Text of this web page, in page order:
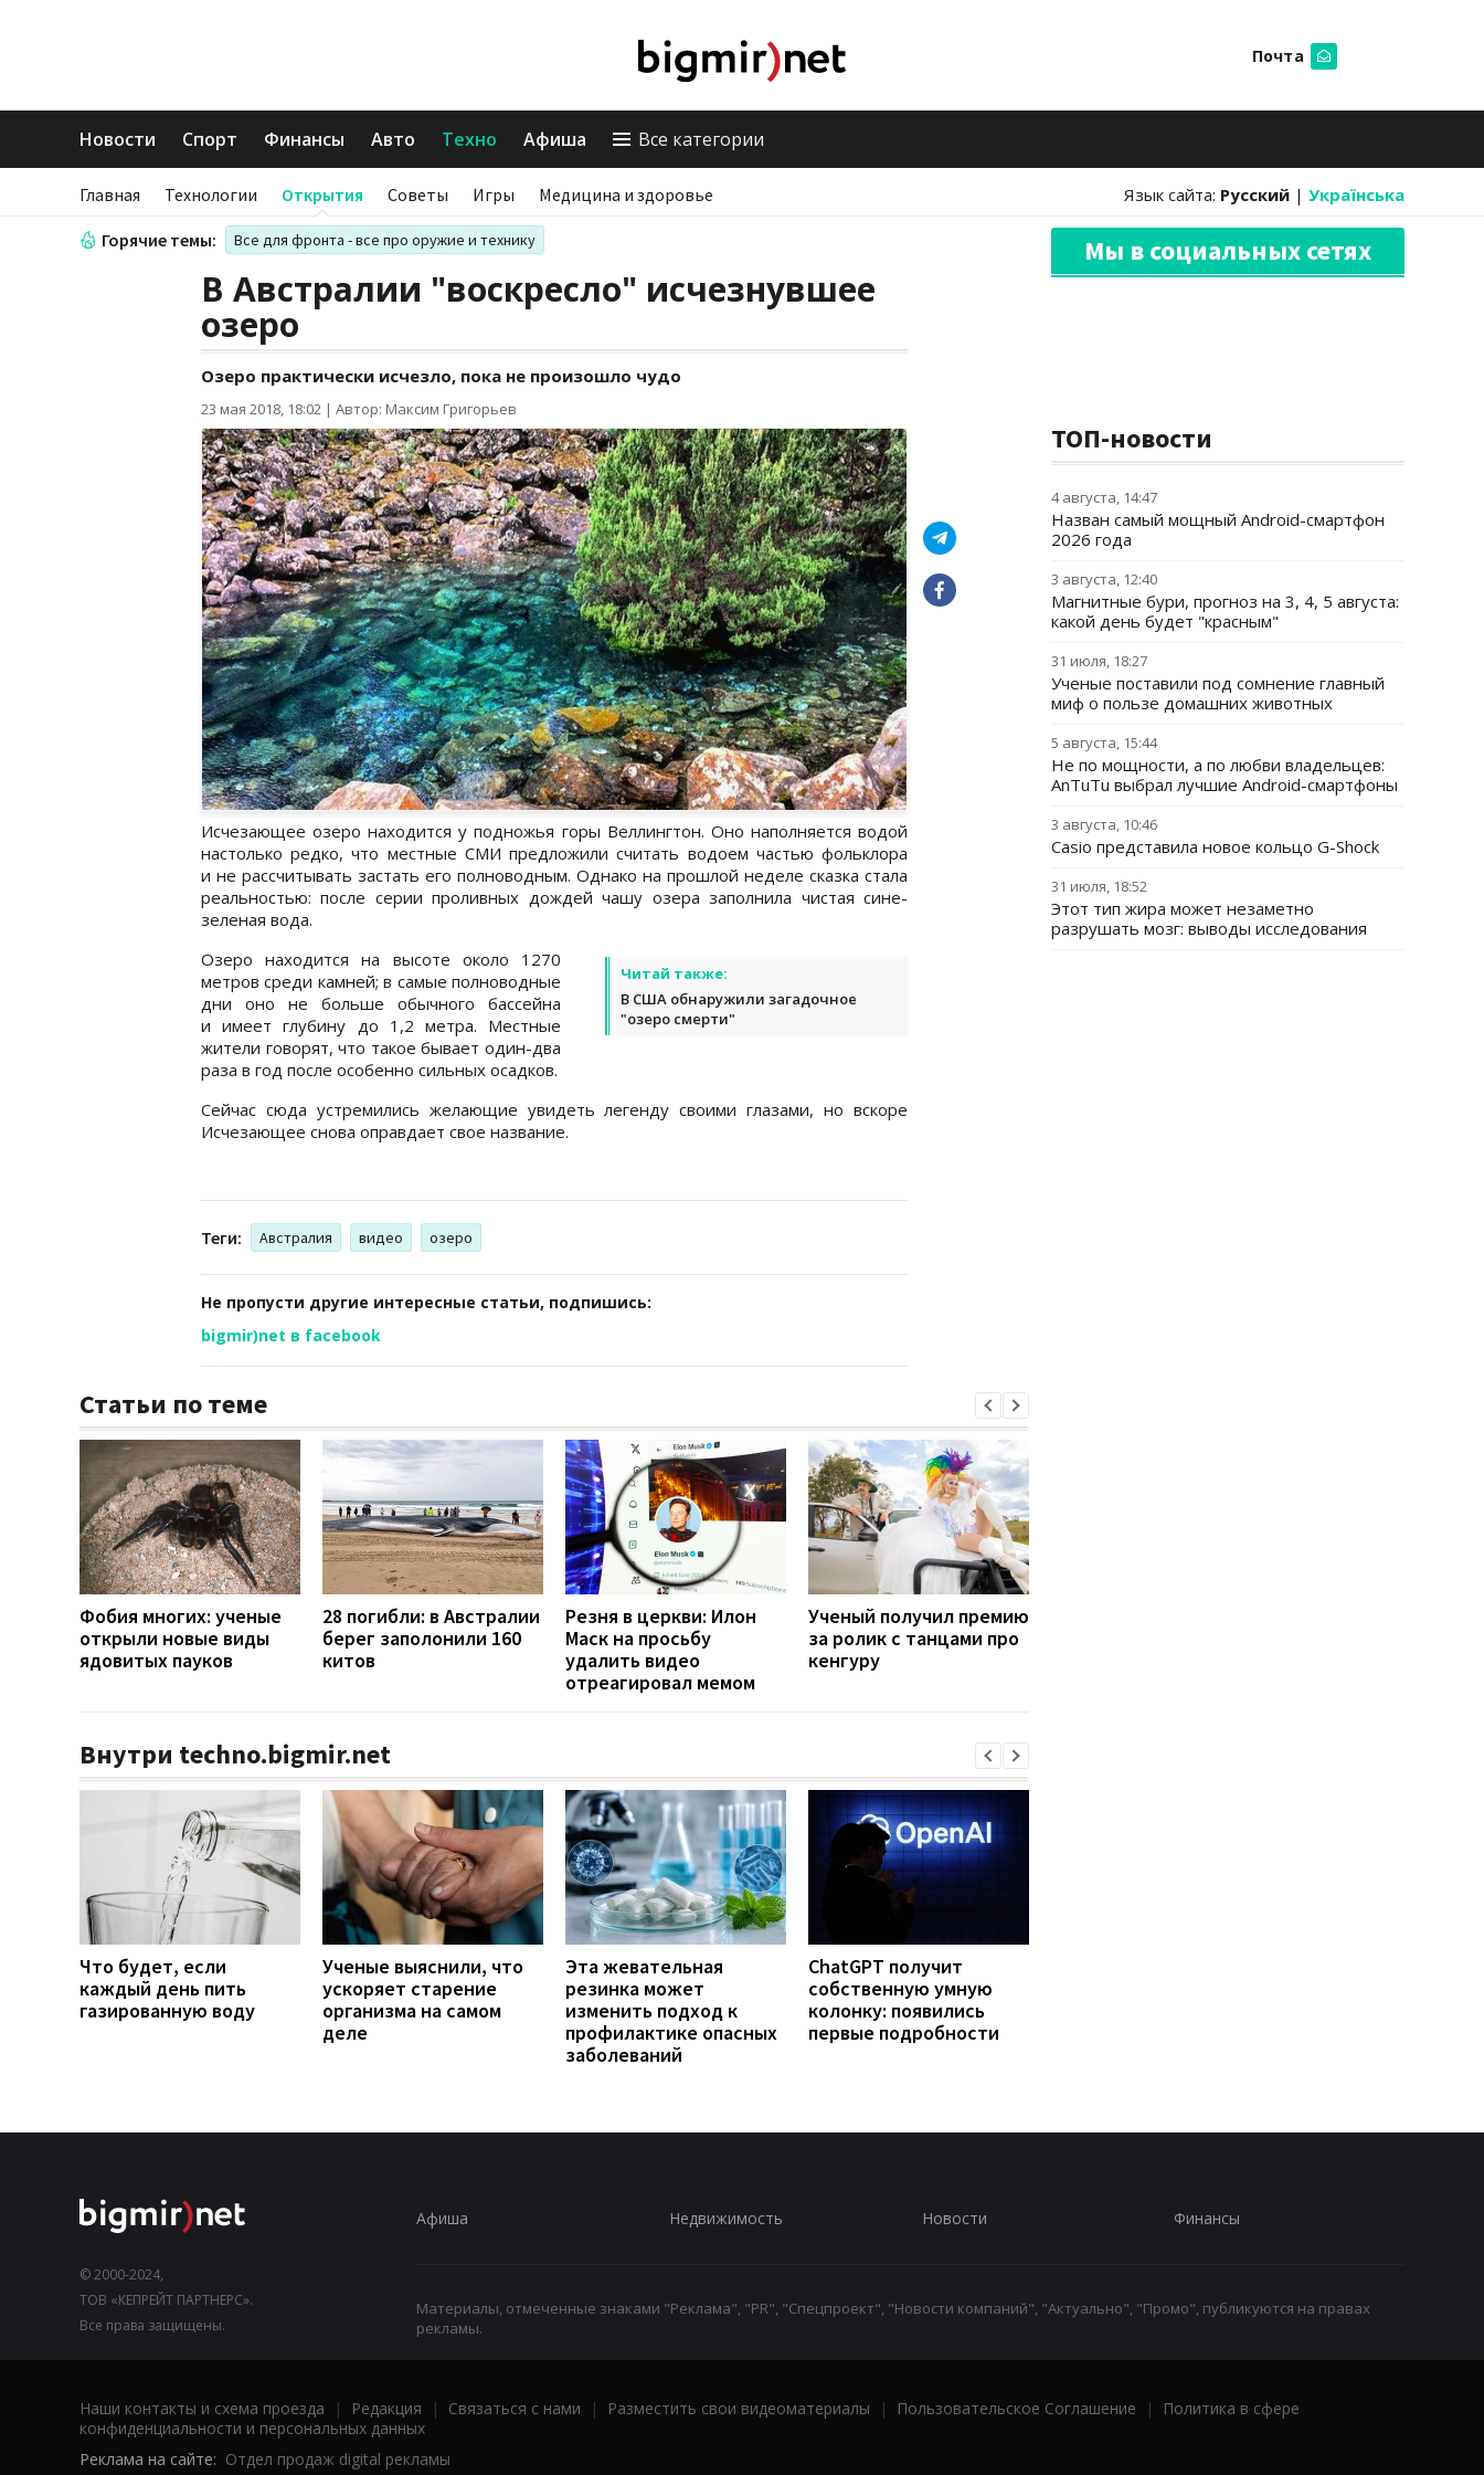
Почта
Новости Спорт Финансы Авто Техно Афиша Все категории
Главная Технологии Открытия Советы Игры Медицина и здоровье Язык сайта: Русский | Українська
Горячие темы: Все для фронта - все про оружие и технику
В Австралии "воскресло" исчезнувшее
озеро
Озеро практически исчезло, пока не произошло чудо
23 мая 2018, 18:02 | Автор: Максим Григорьев
Исчезающее озеро находится у подножья горы Веллингтон. Оно наполняется водой
настолько редко, что местные СМИ предложили считать водоем частью фольклора
и не рассчитывать застать его полноводным. Однако на прошлой неделе сказка стала
реальностью: после серии проливных дождей чашу озера заполнила чистая сине-
зеленая вода.
Читай также:
В США обнаружили загадочное
"озеро смерти"
Озеро находится на высоте около 1270
метров среди камней; в самые полноводные
дни оно не больше обычного бассейна
и имеет глубину до 1,2 метра. Местные
жители говорят, что такое бывает один-два
раза в год после особенно сильных осадков.
Сейчас сюда устремились желающие увидеть легенду своими глазами, но вскоре
Исчезающее снова оправдает свое название.
Теги: Австралия видео озеро
Не пропусти другие интересные статьи, подпишись:
bigmir)net в facebook
Статьи по теме
Фобия многих: ученые
открыли новые виды
ядовитых пауков
28 погибли: в Австралии
берег заполонили 160
китов
Резня в церкви: Илон
Маск на просьбу
удалить видео
отреагировал мемом
Ученый получил премию
за ролик с танцами про
кенгуру
Внутри techno.bigmir.net
Что будет, если
каждый день пить
газированную воду
Ученые выяснили, что
ускоряет старение
организма на самом
деле
Эта жевательная
резинка может
изменить подход к
профилактике опасных
заболеваний
ChatGPT получит
собственную умную
колонку: появились
первые подробности
Мы в социальных сетях
ТОП-новости
4 августа, 14:47
Назван самый мощный Android-смартфон
2026 года
3 августа, 12:40
Магнитные бури, прогноз на 3, 4, 5 августа:
какой день будет "красным"
31 июля, 18:27
Ученые поставили под сомнение главный
миф о пользе домашних животных
5 августа, 15:44
Не по мощности, а по любви владельцев:
AnTuTu выбрал лучшие Android-смартфоны
3 августа, 10:46
Casio представила новое кольцо G-Shock
31 июля, 18:52
Этот тип жира может незаметно
разрушать мозг: выводы исследования
© 2000-2024,
ТОВ «КЕПРЕЙТ ПАРТНЕРС».
Все права защищены.
Афиша Недвижимость Новости Финансы
Материалы, отмеченные знаками "Реклама", "PR", "Спецпроект", "Новости компаний", "Актуально", "Промо", публикуются на правах
рекламы.
Наши контакты и схема проезда | Редакция | Связаться с нами | Разместить свои видеоматериалы | Пользовательское Соглашение |
Политика в сфере
конфиденциальности и персональных данных
Реклама на сайте: Отдел продаж digital рекламы